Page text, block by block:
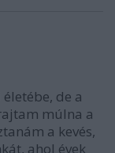
de a
múlna a
a kevés,
ahol évek